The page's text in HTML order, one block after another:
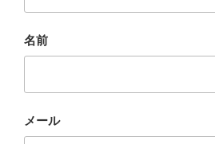
名前
メール